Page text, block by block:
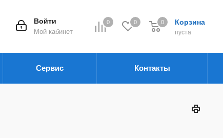
0 0 Корзина
пуста
0
Войти
Мой кабинет
Сервис Контакты